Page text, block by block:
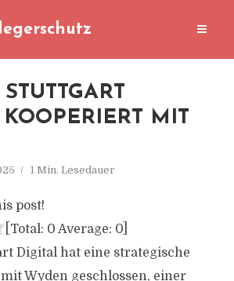
MIT
1 Min. Lesedauer
post!
[Total: 0 Average: 0]
Digital hat eine strategische
Wyden geschlossen, einer